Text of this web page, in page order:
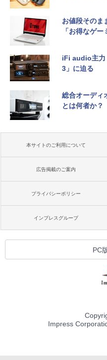
お値段そのま
「お得なゲー
iFi audio主力
3」に迫る
総合オーディ
とは何者か？
本サイトのご利用について
広告掲載のご案内
プライバシーポリシー
インプレスグループ
PC
Impress